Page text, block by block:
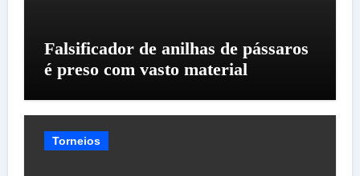
Falsificador de anilhas de pássaros
é preso com vasto material
Torneios